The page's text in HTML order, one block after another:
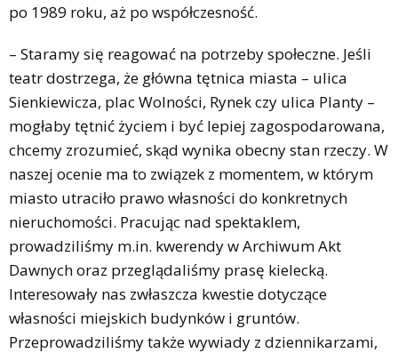
po 1989 roku, aż po współczesność.
– Staramy się reagować na potrzeby społeczne. Jeśli
teatr dostrzega, że główna tętnica miasta – ulica
Sienkiewicza, plac Wolności, Rynek czy ulica Planty –
mogłaby tętnić życiem i być lepiej zagospodarowana,
chcemy zrozumieć, skąd wynika obecny stan rzeczy. W
naszej ocenie ma to związek z momentem, w którym
miasto utraciło prawo własności do konkretnych
nieruchomości. Pracując nad spektaklem,
prowadziliśmy m.in. kwerendy w Archiwum Akt
Dawnych oraz przeglądaliśmy prasę kielecką.
Interesowały nas zwłaszcza kwestie dotyczące
własności miejskich budynków i gruntów.
Przeprowadziliśmy także wywiady z dziennikarzami,